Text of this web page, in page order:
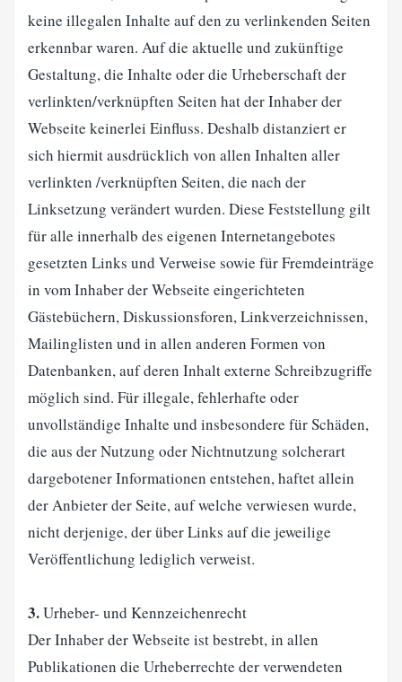
keine illegalen Inhalte auf den zu verlinkenden Seiten
erkennbar waren. Auf die aktuelle und zukünftige
Gestaltung, die Inhalte oder die Urheberschaft der
verlinkten/verknüpften Seiten hat der Inhaber der
Webseite keinerlei Einfluss. Deshalb distanziert er
sich hiermit ausdrücklich von allen Inhalten aller
verlinkten /verknüpften Seiten, die nach der
Linksetzung verändert wurden. Diese Feststellung gilt
für alle innerhalb des eigenen Internetangebotes
gesetzten Links und Verweise sowie für Fremdeinträge
in vom Inhaber der Webseite eingerichteten
Gästebüchern, Diskussionsforen, Linkverzeichnissen,
Mailinglisten und in allen anderen Formen von
Datenbanken, auf deren Inhalt externe Schreibzugriffe
möglich sind. Für illegale, fehlerhafte oder
unvollständige Inhalte und insbesondere für Schäden,
die aus der Nutzung oder Nichtnutzung solcherart
dargebotener Informationen entstehen, haftet allein
der Anbieter der Seite, auf welche verwiesen wurde,
nicht derjenige, der über Links auf die jeweilige
Veröffentlichung lediglich verweist.
3.Urheber- und Kennzeichenrecht
Der Inhaber der Webseite ist bestrebt, in allen
Publikationen die Urheberrechte der verwendeten